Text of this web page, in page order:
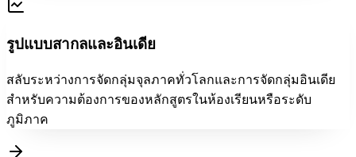
รูปแบบสากลและอินเดีย
สลับระหว่างการจัดกลุ่มจุลภาคทั่วโลกและการจัดกลุ่มอินเดีย
สำหรับความต้องการของหลักสูตรในห้องเรียนหรือระดับ
ภูมิภาค